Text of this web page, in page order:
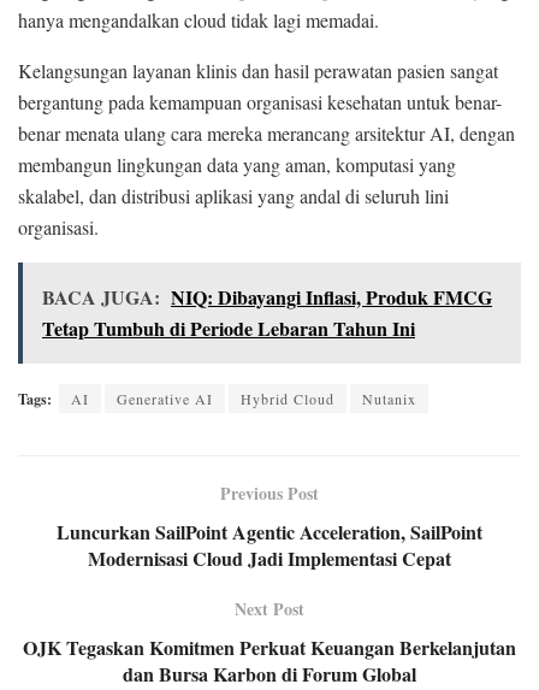
hanya mengandalkan cloud tidak lagi memadai.
Kelangsungan layanan klinis dan hasil perawatan pasien sangat
bergantung pada kemampuan organisasi kesehatan untuk benar-
benar menata ulang cara mereka merancang arsitektur AI, dengan
membangun lingkungan data yang aman, komputasi yang
skalabel, dan distribusi aplikasi yang andal di seluruh lini
organisasi.
BACA JUGA: NIQ: Dibayangi Inflasi, Produk FMCG
Tetap Tumbuh di Periode Lebaran Tahun Ini
Tags: AI Generative AI Hybrid Cloud Nutanix
Previous Post
Luncurkan SailPoint Agentic Acceleration, SailPoint
Modernisasi Cloud Jadi Implementasi Cepat
Next Post
OJK Tegaskan Komitmen Perkuat Keuangan Berkelanjutan
dan Bursa Karbon di Forum Global